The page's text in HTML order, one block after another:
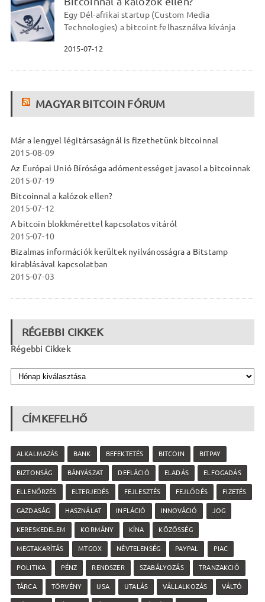
Egy Dél-afrikai startup (Custom Media
Technologies) a bitcoint felhasználva kívánja
2015-07-12
MAGYAR BITCOIN FÓRUM
Már a lengyel légitársaságnál is fizethetünk bitcoinnal
2015-08-09
Az Európai Unió Bírósága adómentességet javasol a bitcoinnak
2015-07-19
Bitcoinnal a kalózok ellen?
2015-07-12
A bitcoin blokkmérettel kapcsolatos vitáról
2015-07-10
Bizalmas információk kerültek nyilvánosságra a Bitstamp
kirablásával kapcsolatban
2015-07-03
RÉGEBBI CIKKEK
Régebbi Cikkek
CÍMKEFELHŐ
ALKALMAZÁS BANK BEFEKTETÉS BITCOIN BITPAY
BIZTONSÁG BÁNYÁSZAT DEFLÁCIÓ ELADÁS ELFOGADÁS
ELLENŐRZÉS ELTERJEDÉS FEJLESZTÉS FEJLŐDÉS FIZETÉS
GAZDASÁG HASZNÁLAT INFLÁCIÓ INNOVÁCIÓ JOG
KERESKEDELEM KORMÁNY KÍNA KÖZÖSSÉG
MEGTAKARÍTÁS MTGOX NÉVTELENSÉG PAYPAL PIAC
POLITIKA PÉNZ RENDSZER SZABÁLYOZÁS TRANZAKCIÓ
TÁRCA TÖRVÉNY USA UTALÁS VÁLLALKOZÁS VÁLTÓ